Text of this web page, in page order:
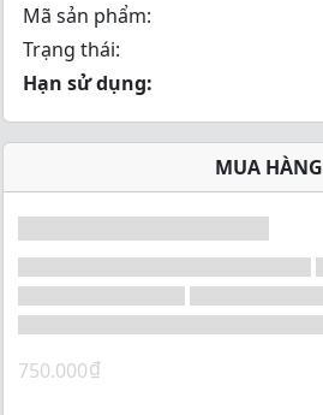
R
t
d
o
u
5
Mã sản phẩm:
Trạng thái:
Hạn sử dụng:
MUA HÀNG
750.000₫